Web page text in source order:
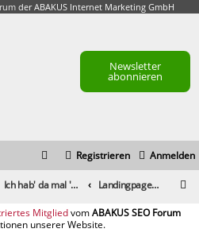
der ABAKUS Internet Marketing GmbH
Newsletter
abonnieren
Anmelden
Registrieren
Ich hab' da mal 'ne Frage Landingpages ranken nicht
Mitglied